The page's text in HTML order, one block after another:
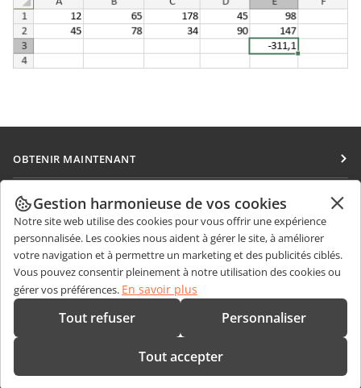
OBTENIR MAINTENANT
Docs
DocSpace
Workspace
Connecteurs
Applications de bureau
Applications mobiles
COLLABORATION
Pour les contributeurs
Pour les traducteurs
Pour les influenceurs
Offres d'emploi
OBTENIR DES NOUVELLES
Blog
OBTENIR DE L'AIDE
Forum
CONTACTEZ-NOUS
Questions de ventes
sales@onlyoffice.com
partners@onlyoffice.com
Gestion harmonieuse de vos cookies
Notre site web utilise des cookies pour vous offrir une expérience
personnalisée. Les cookies nous aident à gérer le site, à améliorer
votre navigation et à permettre un marketing et des publicités ciblés.
Vous pouvez consentir pleinement à notre utilisation des cookies ou
gérer vos préférences. En savoir plus
Tout refuser Personnaliser
Tout accepter